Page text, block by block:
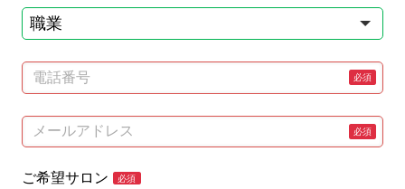
電話番号
メールアドレス
ご希望サロン